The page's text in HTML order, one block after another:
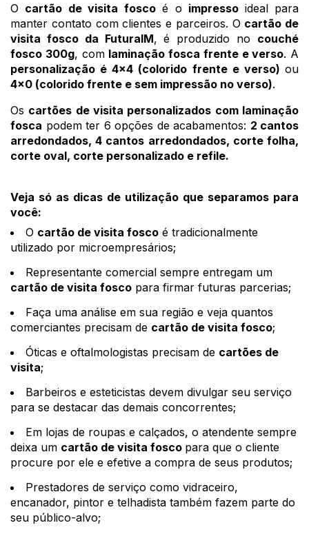
O cartão de visita fosco é o impresso ideal para
manter contato com clientes e parceiros. O cartão de
visita fosco da FuturaIM, é produzido no couché
fosco 300g, com laminação fosca frente e verso
personalização é 4x4 (colorido frente e verso)
4x0 (colorido frente e sem impressão no verso).
Os cartões de visita personalizados com laminação
fosca podem ter 6 opções de acabamentos: 2 cantos
arredondados, 4 cantos arredondados, corte folha,
corte oval, corte personalizado e refile.
Veja só as dicas de utilização que separamos para
você:
O cartão de visita fosco é tradicionalmente
utilizado por microempresários;
cartão de visita fosco para firmar futuras parcerias;
Faça uma análise em sua região e veja quantos
comerciantes precisam de cartão de visita fosco;
Óticas e oftalmologistas precisam de cartões de
visita;
Barbeiros e esteticistas devem divulgar seu serviço
para se destacar das demais concorrentes;
Em lojas de roupas e calçados, o atendente sempre
deixa um cartão de visita fosco para que o cliente
procure por ele e efetive a compra de seus produtos;
Prestadores de serviço como vidraceiro,
encanador, pintor e telhadista também fazem parte do
seu público-alvo;